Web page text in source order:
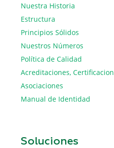
Nuestra Historia
Estructura
Principios Sólidos
Nuestros Números
Política de Calidad
Acreditaciones,
Asociaciones
Manual de Identidad
Soluciones